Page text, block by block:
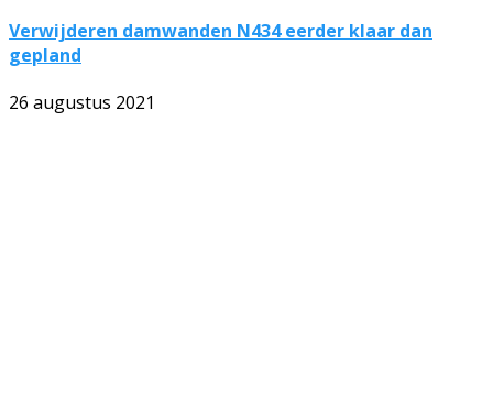
Verwijderen damwanden N434 eerder klaar dan
gepland
26 augustus 2021